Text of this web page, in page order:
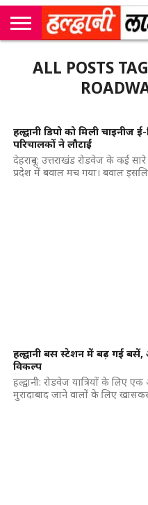
एम
कॉर्नर
उत्तराखंड
न्यूज़
खेल
मनोरंजन
सम्पादकीय
जॉब
अलर्ट्स
ALL POSTS
हल्द्वानी डिपो को मिली
परिचालकों ने लौटाईं
देहरादून: उत्तराखंड रोडवेज के कई
प्रदेश में बवाल मच गया। बवाल
हल्द्वानी बस स्टेशन में बढ़ गई बसें,
विकल्प
हल्द्वानी: रोडवेज यात्रियों के लिए
मुरादाबाद जाने वालों के लिए